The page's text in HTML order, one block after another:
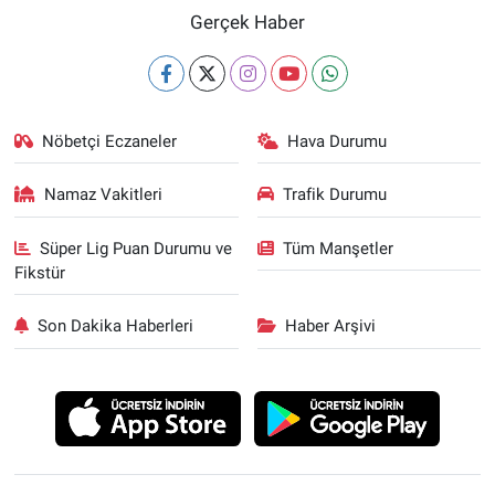
Gerçek Haber
Nöbetçi Eczaneler Hava Durumu
Namaz Vakitleri Trafik Durumu
Süper Lig Puan Durumu ve
Fikstür
Tüm Manşetler
Son Dakika Haberleri Haber Arşivi